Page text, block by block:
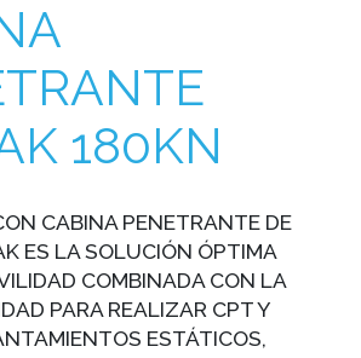
180KN
CABINA PENETRANTE DE
ES LA SOLUCIÓN ÓPTIMA
COMBINADA CON LA
PARA REALIZAR CPT Y
ESTÁTICOS,